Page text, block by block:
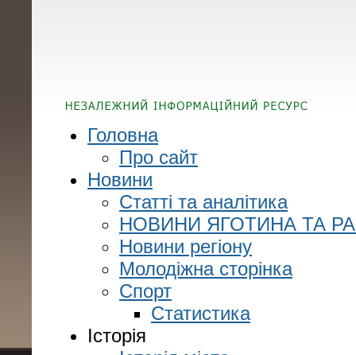
Головна
Про сайт
Новини
Статті та аналітика
НОВИНИ ЯГОТИНА ТА
Новини регіону
Молодіжна сторінка
Спорт
Статистика
Історія